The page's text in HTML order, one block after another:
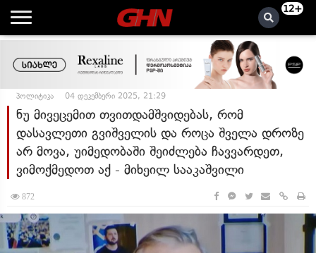
12+
პოლიტიკა 04 დეკემბერი 2025, 21:29
ნუ მივეცემით თვითდამშვიდებას, რომ
დასავლეთი გვიშველის და როცა შველა დროზე
არ მოვა, უიმედობაში შეიძლება ჩავვარდეთ,
ვიმოქმედოთ აქ - მიხეილ სააკაშვილი
872